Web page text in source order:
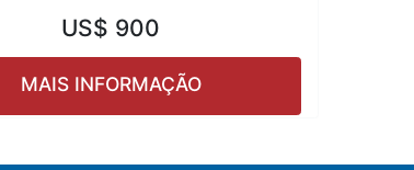
US$ 900
MAIS INFORMAÇÃO